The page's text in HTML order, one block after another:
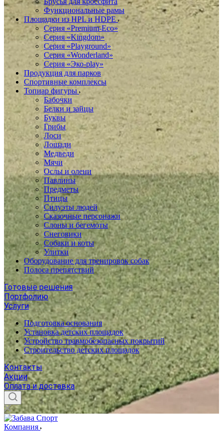
Функциональные рамы
Площадки из HPL и HDPE
Серия «Premium-Eco»
Серия «Kingdom»
Серия «Playground»
Серия «Wonderland»
Серия «Эко-play»
Продукция для парков
Спортивные комплексы
Топиар фигуры
Бабочки
Белки и зайцы
Буквы
Грибы
Лоси
Лошади
Медведи
Мячи
Ослы и олени
Павлины
Предметы
Птицы
Силуэты людей
Сказочные персонажи
Слоны и бегемоты
Снеговики
Собаки и коты
Улитки
Оборудование для тренировок собак
Полоса препятствий
Готовые решения
Портфолию
Услуги
Подготовка основания
Установка детских площадок
Устройство травмобезопасных покрытий
Строительство детских площадок
Контакты
Акции
Оплата и доставка
Компания